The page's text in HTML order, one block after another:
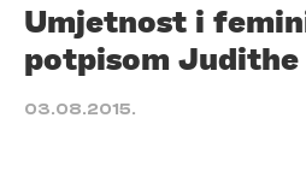
Umjetnost i
potpisom Judithe
03.08.2015.